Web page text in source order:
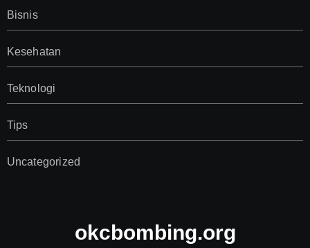
Bisnis
Kesehatan
Teknologi
Tips
Uncategorized
okcbombing.org